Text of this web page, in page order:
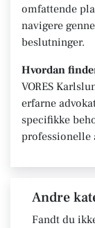
omfattende
navigere
beslutninger.
Hvordan
VORES
erfarne
specifikke
professionelle
Andre
Fandt du